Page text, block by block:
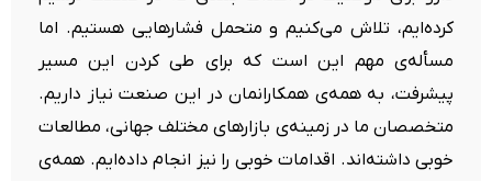
کرده‌ایم، تلاش می‌کنیم و متحمل فشارهایی هستیم. اما
مسأله‌ی مهم این است که برای طی کردن این مسیر
پیشرفت، به همه‌ی همکارانمان در این صنعت نیاز داریم.
متخصصان ما در زمینه‌ی بازارهای مختلف جهانی، مطالعات
خوبی داشته‌اند. اقدامات خوبی را نیز انجام داده‌ایم. همه‌ی